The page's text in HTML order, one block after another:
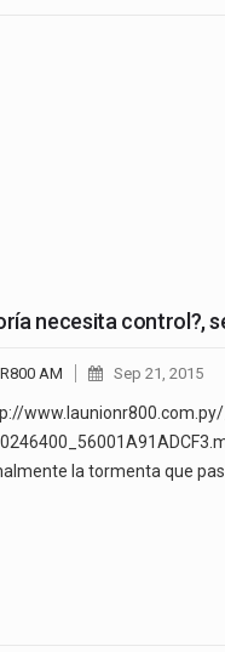
necesita control?,
AM Sep 21, 2015
la tormenta que